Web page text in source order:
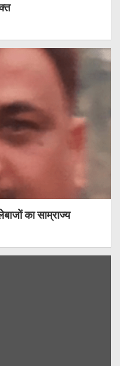
का साम्राज्य